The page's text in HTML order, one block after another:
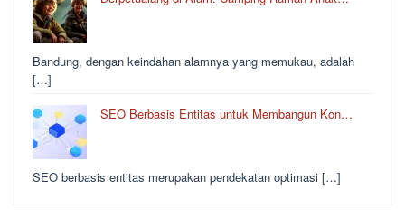
Bandung, dengan keindahan alamnya yang memukau, adalah
[…]
SEO Berbasis Entitas untuk Membangun Kon…
SEO berbasis entitas merupakan pendekatan optimasi […]